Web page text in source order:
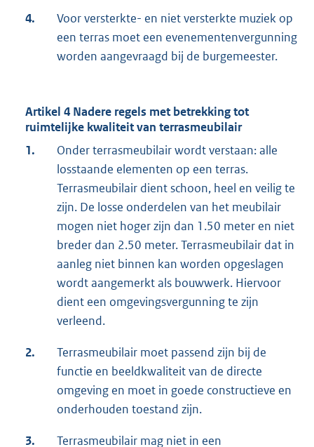
4.
Voor versterkte- en niet versterkte muziek op
een terras moet een evenementenvergunning
worden aangevraagd bij de burgemeester.
Artikel 4 Nadere regels met betrekking tot
ruimtelijke kwaliteit van terrasmeubilair
1.
Onder terrasmeubilair wordt verstaan: alle
losstaande elementen op een terras.
Terrasmeubilair dient schoon, heel en veilig te
zijn. De losse onderdelen van het meubilair
mogen niet hoger zijn dan 1.50 meter en niet
breder dan 2.50 meter. Terrasmeubilair dat in
aanleg niet binnen kan worden opgeslagen
wordt aangemerkt als bouwwerk. Hiervoor
dient een omgevingsvergunning te zijn
verleend.
2.
Terrasmeubilair moet passend zijn bij de
functie en beeldkwaliteit van de directe
omgeving en moet in goede constructieve en
onderhouden toestand zijn.
3.
Terrasmeubilair mag niet in een